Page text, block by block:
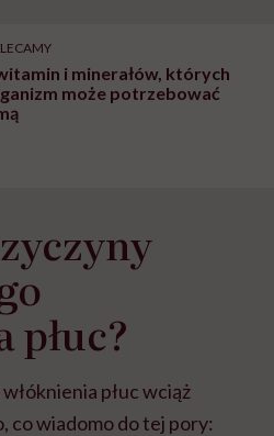
pracy
i minerałów, których
może potrzebować
płuc?
płuc wciąż
co wiadomo do tej pory: